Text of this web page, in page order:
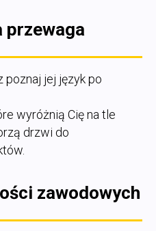
przewaga
jej język po
wyróżnią Cię na tle
drzwi do
zawodowych